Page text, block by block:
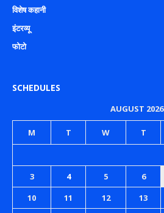
विशेष कहानी
इंटरव्यू
फोटो
SCHEDULES
AUGUST 2026
M T W T
3
4 5 6
10
11 12 13